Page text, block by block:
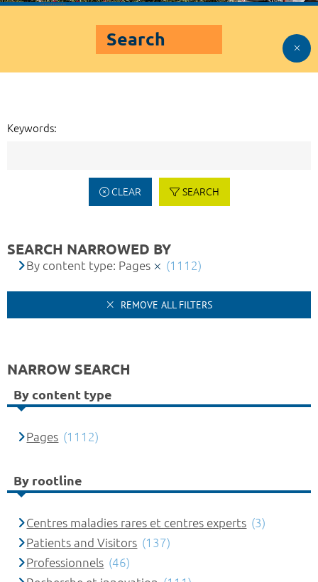
Search
Keywords:
CLEAR SEARCH
SEARCH NARROWED BY
By content type: Pages (1112)
REMOVE ALL FILTERS
NARROW SEARCH
By content type
Pages (1112)
By rootline
Centres maladies rares et centres experts (3)
Patients and Visitors (137)
Professionnels (46)